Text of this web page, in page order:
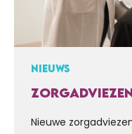
NIEUWS
Nieuwe